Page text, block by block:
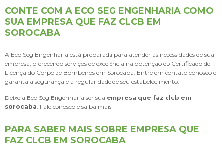
CONTE COM A ECO SEG ENGENHARIA COMO
SUA EMPRESA QUE FAZ CLCB EM
SOROCABA
A Eco Seg Engenharia está preparada para atender às necessidades de sua
empresa, oferecendo serviços de excelência na obtenção do Certificado de
Licença do Corpo de Bombeiros em Sorocaba. Entre em contato conosco e
garanta a segurança e a regularidade de seu estabelecimento.
Deixe a Eco Seg Engenharia ser sua empresa que faz clcb em
sorocaba. Fale conosco e saiba mais!
PARA SABER MAIS SOBRE EMPRESA QUE
FAZ CLCB EM SOROCABA